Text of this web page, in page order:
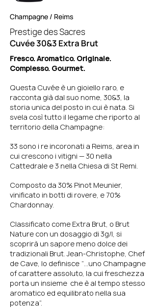
Champagne / Reims
Prestige des Sacres
Cuvée 30&3 Extra Brut
Fresco. Aromatico. Originale.
Complesso. Gourmet.
Questa Cuvée è un gioiello raro, e
racconta già dal suo nome, 30&3, la
storia unica del posto in cui è nata. Si
svela così tutto il legame che riporto al
territorio della Champagne:
33 sono i re incoronati a Reims, area in
cui crescono i vitigni — 30 nella
Cattedrale e 3 nella Chiesa di St Remi.
Composto da 30% Pinot Meunier,
vinificato in botti di rovere, e 70%
Chardonnay.
Classificato come Extra Brut, o Brut
Nature con un dosaggio di 3g/l, si
scoprirà un sapore meno dolce dei
tradizionali Brut. Jean-Christophe, Chef
de Cave, lo definisce “…uno Champagne
of carattere assoluto, la cui freschezza
porta un insieme che è al tempo stesso
aromatico ed equilibrato nella sua
potenza”.